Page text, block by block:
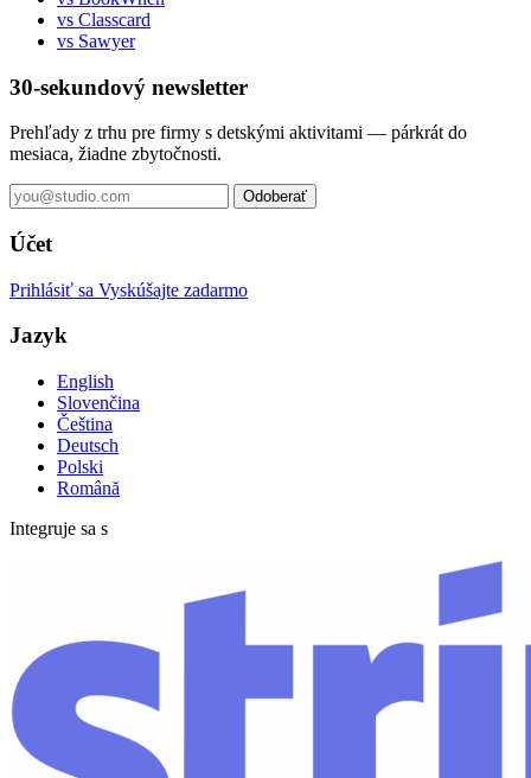
vs Classcard
vs Sawyer
30-sekundový newsletter
Prehľady z trhu pre firmy s detskými aktivitami — párkrát do
mesiaca, žiadne zbytočnosti.
Odoberať
Účet
Prihlásiť sa Vyskúšajte zadarmo
Jazyk
English
Slovenčina
Čeština
Deutsch
Polski
Română
Integruje sa s